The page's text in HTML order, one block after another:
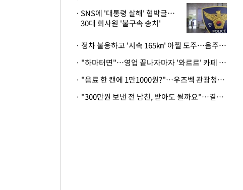
SNS에 '대통령 살해' 협박글…
30대 회사원 '불구속 송치'
· 정차 불응하고 '시속 165㎞' 아찔 도주…음주운전자 체포
· "하마터면"…영업 끝나자마자 '와르르' 카페 테라스 덮친 대리석 외벽
· "음료 한 캔에 1만1000원?"…우즈벡 관광청까지 나섰다, 유튜버 폭로 후폭풍
· "300만원 보낸 전 남친, 받아도 될까요"…결혼 앞둔 예비신부의 뜻밖 고충